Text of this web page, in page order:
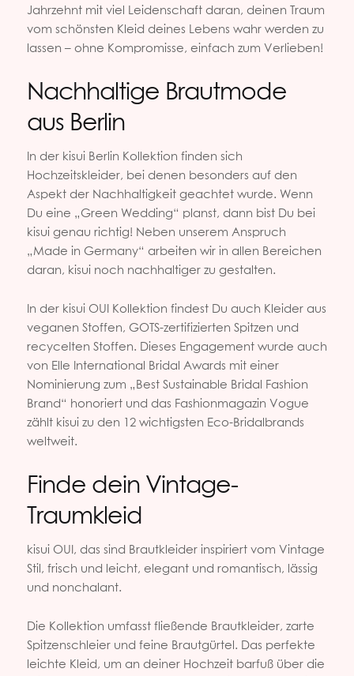
Jahrzehnt mit viel Leidenschaft daran, deinen Traum
vom schönsten Kleid deines Lebens wahr werden zu
lassen – ohne Kompromisse, einfach zum Verlieben!
Nachhaltige Brautmode
aus Berlin
In der kisui Berlin Kollektion finden sich
Hochzeitskleider, bei denen besonders auf den
Aspekt der Nachhaltigkeit geachtet wurde. Wenn
Du eine „Green Wedding“ planst, dann bist Du bei
kisui genau richtig! Neben unserem Anspruch
„Made in Germany“ arbeiten wir in allen Bereichen
daran, kisui noch nachhaltiger zu gestalten.
In der kisui OUI Kollektion findest Du auch Kleider aus
veganen Stoffen, GOTS-zertifizierten Spitzen und
recycelten Stoffen. Dieses Engagement wurde auch
von Elle International Bridal Awards mit einer
Nominierung zum „Best Sustainable Bridal Fashion
Brand“ honoriert und das Fashionmagazin Vogue
zählt kisui zu den 12 wichtigsten Eco-Bridalbrands
weltweit.
Finde dein Vintage-
Traumkleid
kisui OUI, das sind Brautkleider inspiriert vom Vintage
Stil, frisch und leicht, elegant und romantisch, lässig
und nonchalant.
Die Kollektion umfasst fließende Brautkleider, zarte
Spitzenschleier und feine Brautgürtel. Das perfekte
leichte Kleid, um an deiner Hochzeit barfuß über die